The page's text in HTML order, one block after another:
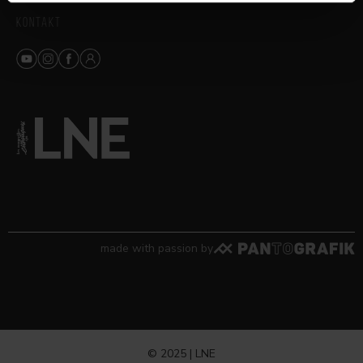
made with passion by
© 2025 | LNE